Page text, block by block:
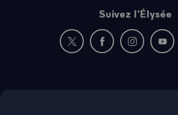
Suivez l’Élysée
Nouvelle fenêtre :
Nouvelle fenêtre :
Nouvelle